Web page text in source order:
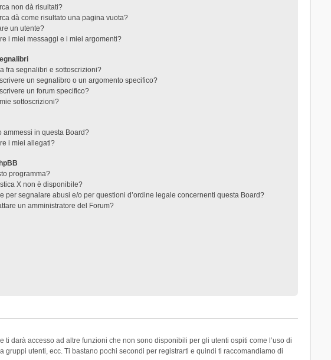
non dà risultati?
dà come risultato una pagina vuota?
un utente?
i miei messaggi e i miei argomenti?
fra segnalibri e sottoscrizioni?
un segnalibro o un argomento specifico?
un forum specifico?
sottoscrizioni?
ammessi in questa Board?
i miei allegati?
programma?
X non è disponibile?
per segnalare abusi e/o per questioni d’ordine legale concernenti questa Board?
un amministratore del Forum?
darà accesso ad altre funzioni che non sono disponibili per gli utenti ospiti come l’uso di
utenti, ecc. Ti bastano pochi secondi per registrarti e quindi ti raccomandiamo di